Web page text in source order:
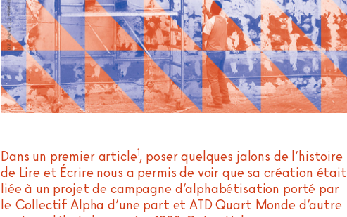
Dans un premier article1, poser quelques jalons de l’histoire
de Lire et Écrire nous a permis de voir que sa création était
liée à un projet de campagne d’alphabétisation porté par
le Collectif Alpha d’une part et ATD Quart Monde d’autre